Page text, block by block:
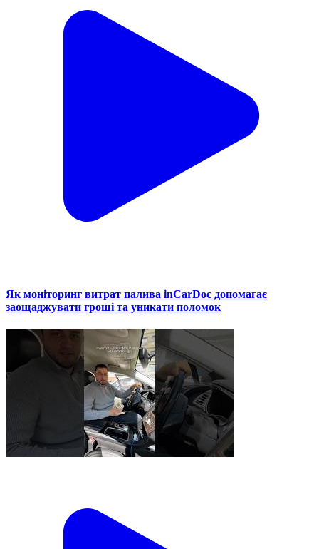
Як моніторинг витрат палива inCarDoc допомагає
заощаджувати гроші та уникати поломок